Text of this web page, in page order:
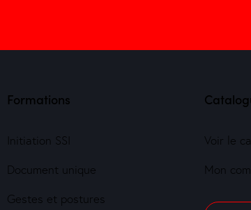
Formations
Initiation SSI
Document unique
Gestes et postures
Voir le
Mon